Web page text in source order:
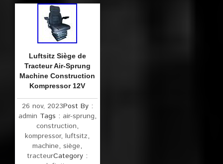
Luftsitz Siège de
Tracteur Air-Sprung
Machine Construction
Kompressor 12V
26 nov, 2023Post By :
admin Tags : air-sprung,
construction,
kompressor,luftsitz,
machine,siège,
tracteurCategory :